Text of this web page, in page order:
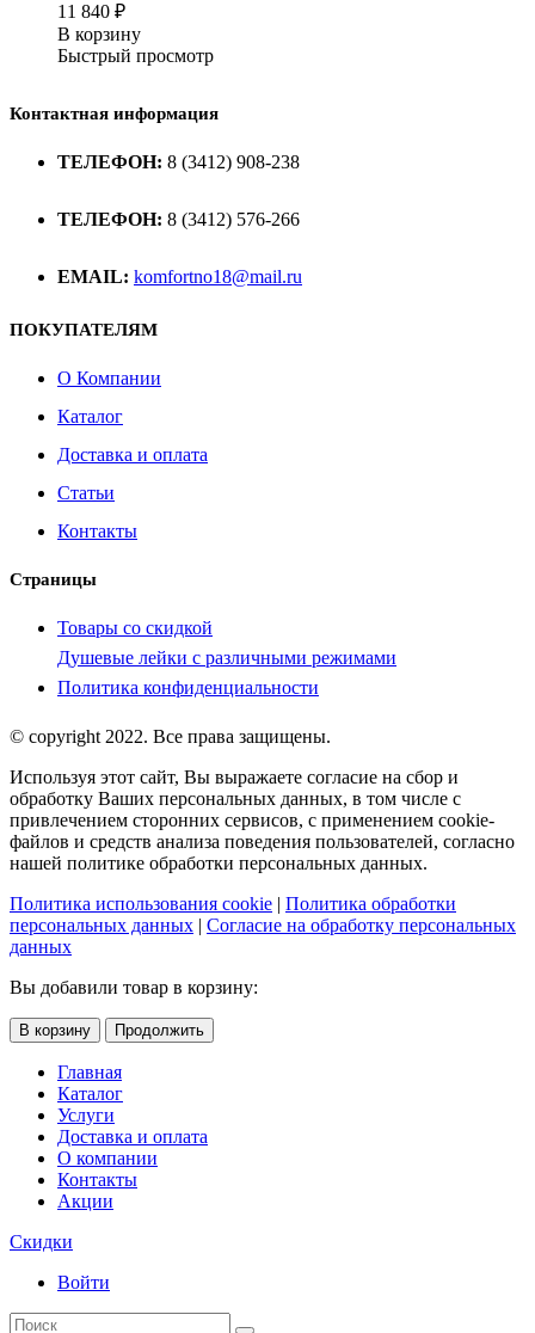
11 840 ₽
В корзину
Быстрый просмотр
Контактная информация
ТЕЛЕФОН: 8 (3412) 908-238
ТЕЛЕФОН: 8 (3412) 576-266
EMAIL: komfortno18@mail.ru
ПОКУПАТЕЛЯМ
О Компании
Каталог
Доставка и оплата
Статьи
Контакты
Страницы
Товары со скидкой
Душевые лейки с различными режимами
Политика конфиденциальности
© copyright 2022. Все права защищены.
Используя этот сайт, Вы выражаете согласие на сбор и
обработку Ваших персональных данных, в том числе с
привлечением сторонних сервисов, с применением cookie-
файлов и средств анализа поведения пользователей, согласно
нашей политике обработки персональных данных.
Политика использования cookie | Политика обработки
персональных данных | Согласие на обработку персональных
данных
Вы добавили товар в корзину:
В корзину Продолжить
Главная
Каталог
Услуги
Доставка и оплата
О компании
Контакты
Акции
Скидки
Войти